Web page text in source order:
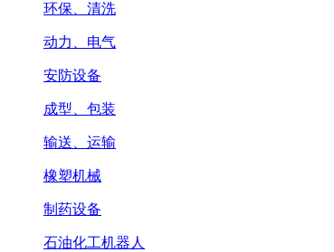
环保、清洗
动力、电气
安防设备
成型、包装
输送、运输
橡塑机械
制药设备
石油化工机器人